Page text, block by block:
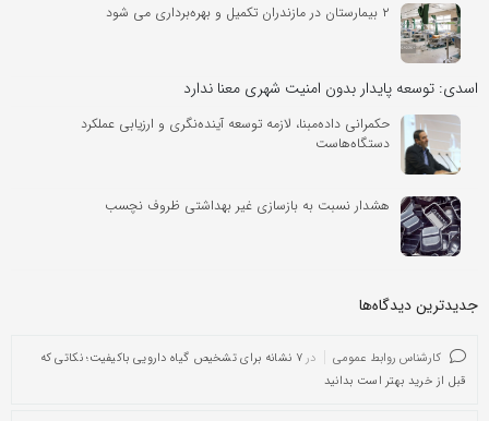
۲ بیمارستان در مازندران تکمیل و بهره‌برداری می شود
اسدی: توسعه پایدار بدون امنیت شهری معنا ندارد
حکمرانی داده‌مبنا، لازمه توسعه آینده‌نگری و ارزیابی عملکرد
دستگاه‌هاست
هشدار نسبت به بازسازی غیر بهداشتی ظروف نچسب
جدیدترین دیدگاه‌‌ها
کارشناس روابط عمومی در
۷ نشانه برای تشخیص گیاه دارویی باکیفیت؛ نکاتی که
قبل از خرید بهتر است بدانید